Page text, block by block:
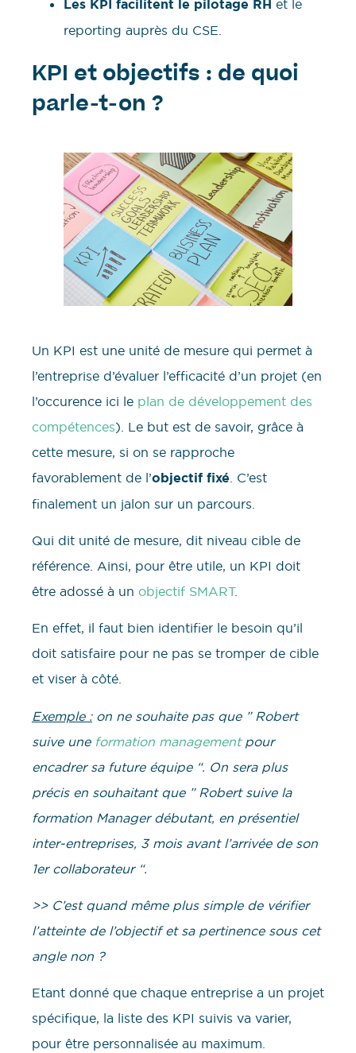
Les KPI facilitent le pilotage RH et le
reporting auprès du CSE.
KPI et objectifs : de quoi
parle-t-on ?
Un KPI est une unité de mesure qui permet à
l’entreprise d’évaluer l’efficacité d’un projet (en
l’occurence ici le plan de développement des
compétences). Le but est de savoir, grâce à
cette mesure, si on se rapproche
favorablement de l’objectif fixé . C’est
finalement un jalon sur un parcours.
Qui dit unité de mesure, dit niveau cible de
référence. Ainsi, pour être utile, un KPI doit
être adossé à un objectif SMART.
En effet, il faut bien identifier le besoin qu’il
doit satisfaire pour ne pas se tromper de cible
et viser à côté.
Exemple :on ne souhaite pas que ” Robert
suive une formation managementpour
encadrer sa future équipe “. On sera plus
précis en souhaitant que ” Robert suive la
formation Manager débutant, en présentiel
inter-entreprises, 3 mois avant l’arrivée de son
1er collaborateur “.
>> C’est quand même plus simple de vérifier
l’atteinte de l’objectif et sa pertinence sous cet
angle non ?
Etant donné que chaque entreprise a un projet
spécifique, la liste des KPI suivis va varier,
pour être personnalisée au maximum.